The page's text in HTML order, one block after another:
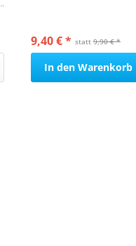
statt 9,90 € *
9,40 € *
In den Warenkorb